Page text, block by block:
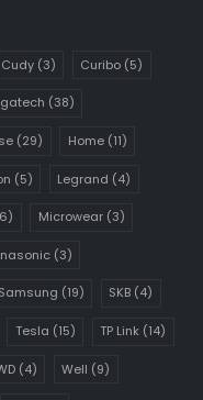
Cudy(3) Curibo (5)
(38)
(29) Home(11)
(5) Legrand (4)
Microwear(3)
(3)
Samsung (19) SKB (4)
Tesla (15) TP Link (14)
(4) Well (9)